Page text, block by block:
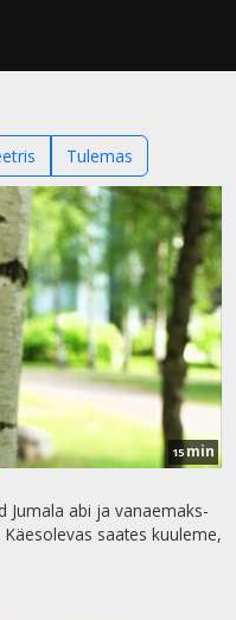
Tulemas
15 min
Jumala abi ja vanaemaks-
saates kuuleme,